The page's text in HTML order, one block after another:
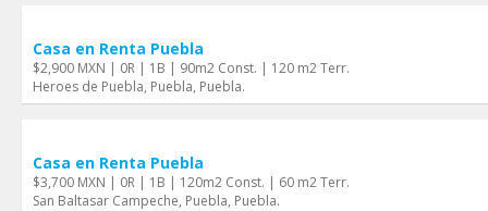
Casa en Renta Puebla
$2,900 MXN | 0R | 1B | 90m2 Const. | 120 m2 Terr.
Heroes de Puebla, Puebla, Puebla.
Casa en Renta Puebla
$3,700 MXN | 0R | 1B | 120m2 Const. | 60 m2 Terr.
San Baltasar Campeche, Puebla, Puebla.